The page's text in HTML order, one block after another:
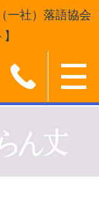
一社）落語協会